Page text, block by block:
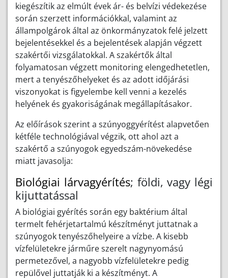
kiegészítik az elmúlt évek ár- és belvízi védekezése
során szerzett információkkal, valamint az
állampolgárok által az önkormányzatok felé jelzett
bejelentésekkel és a bejelentések alapján végzett
szakértői vizsgálatokkal. A szakértők által
folyamatosan végzett monitoring elengedhetetlen,
mert a tenyészőhelyeket és az adott időjárási
viszonyokat is figyelembe kell venni a kezelés
helyének és gyakoriságának megállapításakor.
Az előírások szerint a szúnyoggyérítést alapvetően
kétféle technológiával végzik, ott ahol azt a
szakértő a szúnyogok egyedszám-növekedése
miatt javasolja:
Biológiai lárvagyérítés; földi, vagy légi
kijuttatással
A biológiai gyérítés során egy baktérium által
termelt fehérjetartalmú készítményt juttatnak a
szúnyogok tenyészőhelyeire a vízbe. A kisebb
vízfelületekre járműre szerelt nagynyomású
permetezővel, a nagyobb vízfelületekre pedig
repülővel juttatják ki a készítményt. A